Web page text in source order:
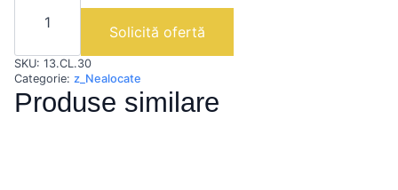
FOR
CHITALIRA
AND
CHITALIRA
PRO
Solicită ofertă
SKU: 13.CL.30
Categorie: z_Nealocate
Produse similare